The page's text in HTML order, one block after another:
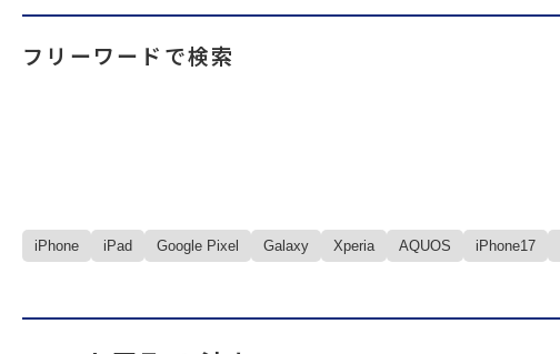
フリーワードで検索
iPhone iPad Google Pixel Galaxy Xperia AQUOS iPhone17